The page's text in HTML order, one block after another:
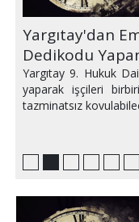
Ağustos Ayı
Kavurdu
Yargıtay'dan
Dedikodu
Yargıtay 9. Hukuk
yaparak işçileri
tazminatsız
Bu Hafta
Filmler Var
PlayStation'da
Oyunlar Var?
Samsun'da
Medyum
Makbule Hoca
IQ
2,5 saatimiz
geçiyor
Plajda2.5 ton
Evinizi Yeni Gibi
Dekorasyon